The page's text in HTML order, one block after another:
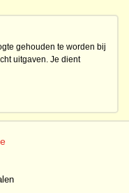
gehouden te worden bij
uitgaven. Je dient